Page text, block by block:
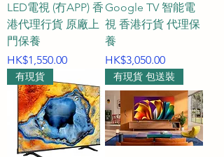
LED電視 (冇APP) 香
港代理行貨 原廠上
門保養
價格
HK$1,550.00
Google TV 智能電
視 香港行貨 代理保
養
價格
HK$3,050.00
有現貨 有現貨 包送裝